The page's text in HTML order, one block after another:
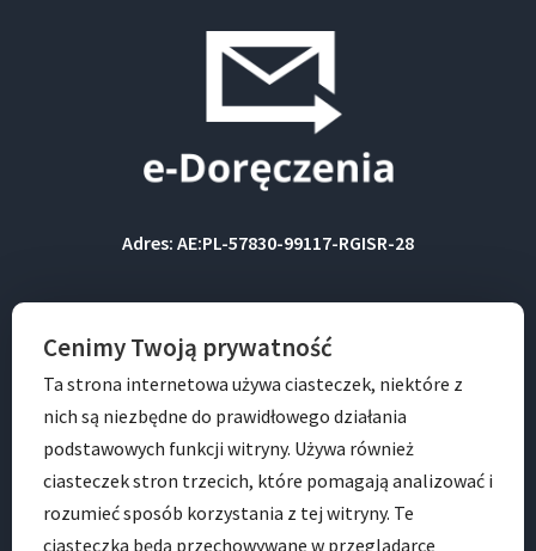
Adres: AE:PL-57830-99117-RGISR-28
BIP
Cenimy Twoją prywatność
Ta strona internetowa używa ciasteczek, niektóre z
nich są niezbędne do prawidłowego działania
podstawowych funkcji witryny. Używa również
ciasteczek stron trzecich, które pomagają analizować i
rozumieć sposób korzystania z tej witryny. Te
ciasteczka będą przechowywane w przeglądarce